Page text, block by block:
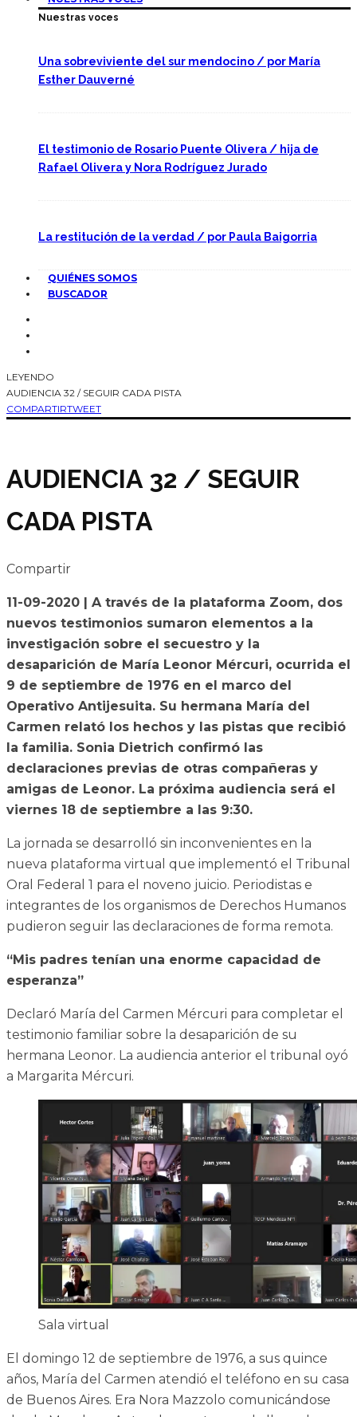
Nuestras voces
Una sobreviviente del sur mendocino / por María
Esther Dauverné
El testimonio de Rosario Puente Olivera / hija de
Rafael Olivera y Nora Rodríguez Jurado
La restitución de la verdad / por Paula Baigorria
QUIÉNES SOMOS
BUSCADOR
LEYENDO
AUDIENCIA 32 / SEGUIR CADA PISTA
COMPARTIRTWEET
AUDIENCIA 32 / SEGUIR
CADA PISTA
Compartir
11-09-2020 | A través de la plataforma Zoom, dos
nuevos testimonios sumaron elementos a la
investigación sobre el secuestro y la
desaparición de María Leonor Mércuri, ocurrida el
9 de septiembre de 1976 en el marco del
Operativo Antijesuita. Su hermana María del
Carmen relató los hechos y las pistas que recibió
la familia. Sonia Dietrich confirmó las
declaraciones previas de otras compañeras y
amigas de Leonor. La próxima audiencia será el
viernes 18 de septiembre a las 9:30.
La jornada se desarrolló sin inconvenientes en la
nueva plataforma virtual que implementó el Tribunal
Oral Federal 1 para el noveno juicio. Periodistas e
integrantes de los organismos de Derechos Humanos
pudieron seguir las declaraciones de forma remota.
“Mis padres tenían una enorme capacidad de
esperanza”
Declaró María del Carmen Mércuri para completar el
testimonio familiar sobre la desaparición de su
hermana Leonor. La audiencia anterior el tribunal oyó
a Margarita Mércuri.
Sala virtual
El domingo 12 de septiembre de 1976, a sus quince
años, María del Carmen atendió el teléfono en su casa
de Buenos Aires. Era Nora Mazzolo comunicándose